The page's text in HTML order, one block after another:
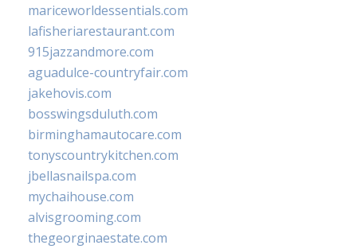
mariceworldessentials.com
lafisheriarestaurant.com
915jazzandmore.com
aguadulce-countryfair.com
jakehovis.com
bosswingsduluth.com
birminghamautocare.com
tonyscountrykitchen.com
jbellasnailspa.com
mychaihouse.com
alvisgrooming.com
thegeorginaestate.com